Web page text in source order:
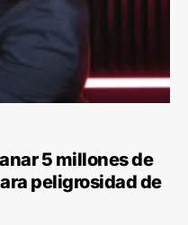
5 millones de
peligrosidad de